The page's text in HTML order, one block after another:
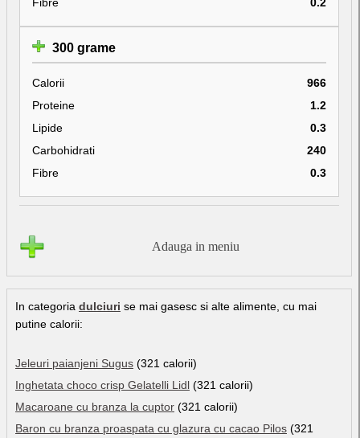
300 grame
Calorii
966
Proteine
1.2
Lipide
0.3
Carbohidrati
240
Fibre
0.3
Adauga in meniu
In categoria dulciuri se mai gasesc si alte alimente, cu mai
putine calorii:
Jeleuri paianjeni Sugus (321 calorii)
Inghetata choco crisp Gelatelli Lidl (321 calorii)
Macaroane cu branza la cuptor (321 calorii)
Baron cu branza proaspata cu glazura cu cacao Pilos (321